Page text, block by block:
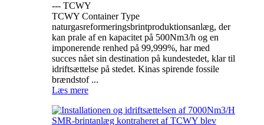
--- TCWY
TCWY Container Type
naturgasreformeringsbrintproduktionsanlæg, der
kan prale af en kapacitet på 500Nm3/h og en
imponerende renhed på 99,999%, har med
succes nået sin destination på kundestedet, klar til
idriftsættelse på stedet. Kinas spirende fossile
brændstof ...
Læs mere